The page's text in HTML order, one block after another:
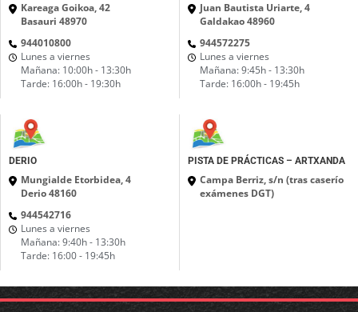
Kareaga Goikoa, 42
Basauri 48970
944010800
Lunes a viernes
Mañana: 10:00h - 13:30h
Tarde: 16:00h - 19:30h
Juan Bautista Uriarte, 4
Galdakao 48960
944572275
Lunes a viernes
Mañana: 9:45h - 13:30h
Tarde: 16:00h - 19:45h
DERIO
Mungialde Etorbidea, 4
Derio 48160
944542716
Lunes a viernes
Mañana: 9:40h - 13:30h
Tarde: 16:00 - 19:45h
PISTA DE PRÁCTICAS – ARTXANDA
Campa Berriz, s/n (tras caserío
exámenes DGT)